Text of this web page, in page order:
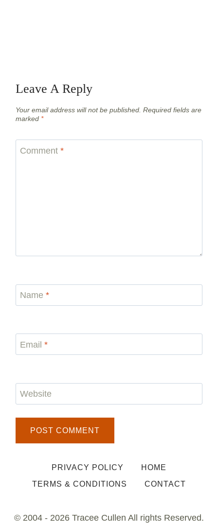
Leave A Reply
Your email address will not be published. Required fields are
marked *
Comment *
Name *
Email *
Website
PRIVACY POLICY HOME
TERMS & CONDITIONS CONTACT
© 2004 - 2026 Tracee Cullen All rights Reserved.